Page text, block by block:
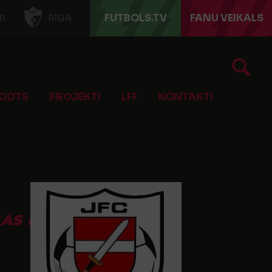
RĪGA FUTBOLS.TV FANU VEIKALS
PROJEKTI LFF KONTAKTI
B GRUPĀ